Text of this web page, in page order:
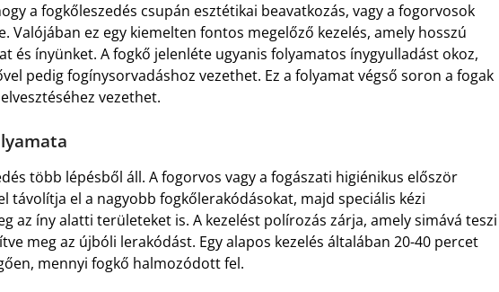
a fogkőleszedés csupán esztétikai beavatkozás, vagy a fogorvosok
Valójában ez egy kiemelten fontos megelőző kezelés, amely hosszú
és ínyünket. A fogkő jelenléte ugyanis folyamatos ínygyulladást okoz,
pedig fogínysorvadáshoz vezethet. Ez a folyamat végső soron a fogak
vezethet.
több lépésből áll. A fogorvos vagy a fogászati higiénikus először
távolítja el a nagyobb fogkőlerakódásokat, majd speciális kézi
az íny alatti területeket is. A kezelést polírozás zárja, amely simává teszi
meg az újbóli lerakódást. Egy alapos kezelés általában 20-40 percet
mennyi fogkő halmozódott fel.